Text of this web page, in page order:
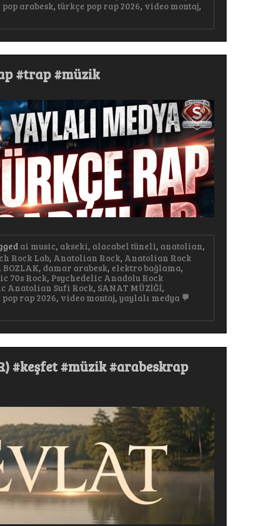
arabesk, türkçe pop rap 2026, video montaj,
#trap #müzik
ai music, akseki, alacabel tüneli, anatolian,
Rock Lab, Anatolian Rock, Anatolian Rock
, BOZLAK, damar arabesk, elektro bağlama,
70s Rock, Psychedelic Anadolu Rock
Anatolian Sufi Rock, SANAT MÜZİĞİ,
rap 2026, video montaj, yaylalı medya
#keşfet #müzik #arabeskrap